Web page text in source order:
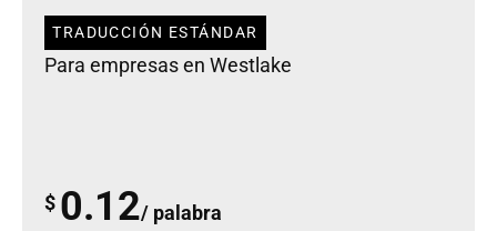
TRADUCCIÓN ESTÁNDAR
Para empresas en Westlake
$ 0.12/ palabra